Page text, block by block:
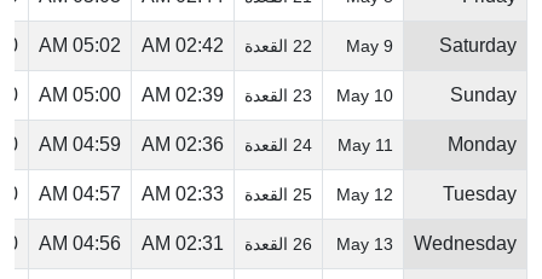
Saturday
9 May 22 القعدة 02:42 AM
05:02 AM
Sunday
10 May 23 القعدة 02:39 AM
05:00 AM
Monday
11 May 24 القعدة 02:36 AM
04:59 AM
Tuesday
12 May 25 القعدة 02:33 AM
04:57 AM
Wednesday
13 May 26 القعدة 02:31 AM
04:56 AM